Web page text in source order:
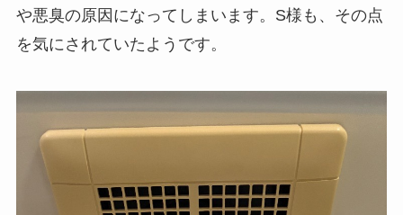
や悪臭の原因になってしまいます。S様も、その点
を気にされていたようです。